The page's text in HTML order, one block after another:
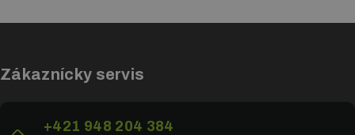
Zákaznícky servis
+421 948 204 384